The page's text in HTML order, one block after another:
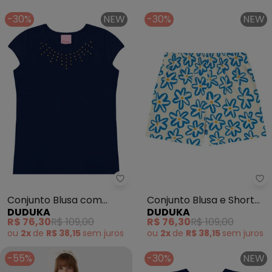
-30% NEW
Duduka - Conjunto Blusa com
Conjunto Blusa com
Strass e Short (Azul )
DUDUKA
R$ 76,30R$ 109,00
ou 2x de R$ 38,15 sem juros
-30% NEW
Conjunto Blusa e Short
Saia (Azul )
DUDUKA
R$ 76,30R$ 109,00
ou 2x de R$ 38,15 sem juros
-55% -30% NEW